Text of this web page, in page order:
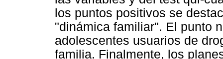
los puntos positivos se
"dinámica familiar". El punto
adolescentes usuarios de
familia. Finalmente, los